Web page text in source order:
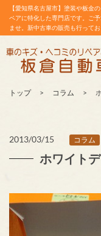
【愛知県名古屋市】塗装や板金
ペアに特化した専門店です。ご
ませ。新中古車の販売も行って
トップ コラム
2013/03/15 コラム
ホワイト